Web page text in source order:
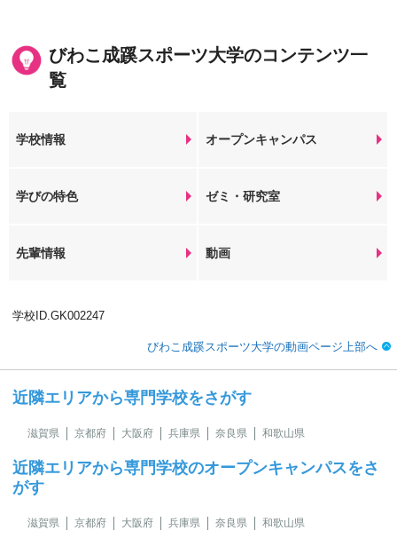
びわこ成蹊スポーツ大学のコンテンツ一
覧
学校情報 オープンキャンパス
学びの特色 ゼミ・研究室
先輩情報 動画
学校ID.GK002247
びわこ成蹊スポーツ大学の動画ページ上部へ
近隣エリアから専門学校をさがす
滋賀県 京都府 大阪府 兵庫県 奈良県 和歌山県
近隣エリアから専門学校のオープンキャンパスをさ
がす
滋賀県 京都府 大阪府 兵庫県 奈良県 和歌山県